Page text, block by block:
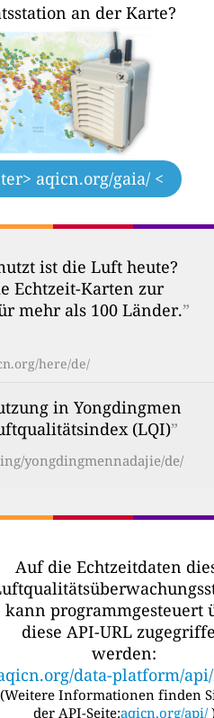
an der Karte?
> aqicn.org/gaia/ <
ist die Luft heute?
Echtzeit-Karten zur
mehr als 100 Länder.”
here/de/
in Yongdingmen
(LQI)”
yongdingmennadajie/de/
Auf die Echtzeitdaten
kann programmgesteuert
diese API-URL
werden:
data-platform/
(Weitere Informationen finden
der API-Seite:aqicn.org/api/